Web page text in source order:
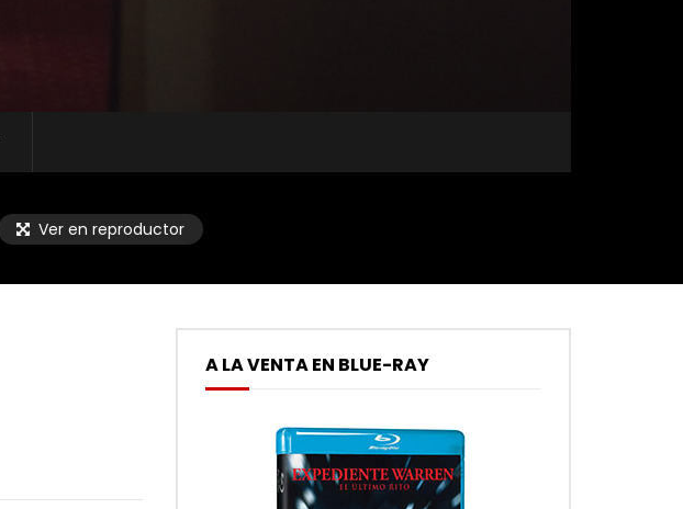
Ver en reproductor
A LA VENTA EN BLUE-RAY